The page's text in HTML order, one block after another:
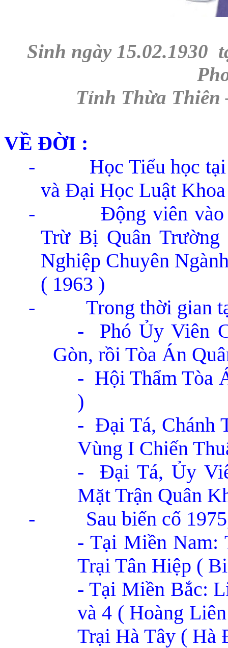
Sinh ngày 15.02.1930
Tỉnh Thừa Thiên
VỀ ĐỜI :
-
Học Tiểu học
và Đại Học Luật
-
Động viên
Trừ Bị Quân
Nghiệp Chuyên
( 1963 )
-
Trong thời gian
- Phó Ủy Viên
Gòn, rồi Tòa Án
- Hội Thẩm Tòa
)
- Đại Tá, Chánh
Vùng I Chiến
- Đại Tá, Ủy
Mặt Trận Quân
-
Sau biến cố
- Tại Miền Nam:
Trại Tân Hiệp (
- Tại Miền Bắc:
và 4 ( Hoàng
Trại Hà Tây ( Hà